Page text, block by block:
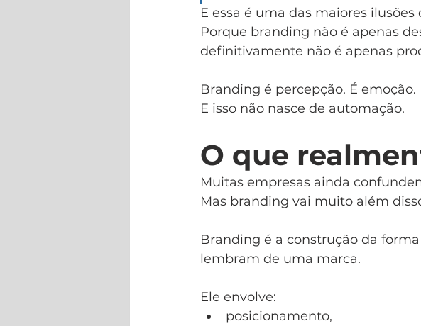
E essa é uma das maiores
Porque branding não é apenas
definitivamente não é apenas
Branding é percepção. É emoção.
E isso não nasce de automação.
O que
Muitas empresas ainda
Mas branding vai muito além
Branding é a construção da
lembram de uma marca.
Ele envolve:
posicionamento,